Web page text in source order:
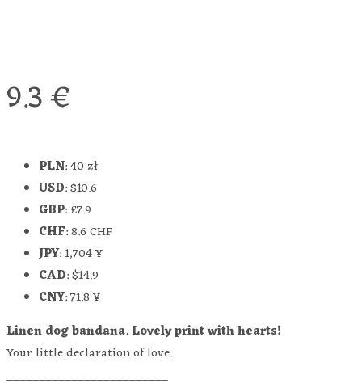
9.3€
PLN:40 zł
USD:$10.6
GBP:£7.9
CHF:8.6 CHF
JPY:1,704 ¥
CAD:$14.9
CNY:71.8 ¥
Linen dog bandana. Lovely print with hearts!
Your little declaration of love.
_________________________